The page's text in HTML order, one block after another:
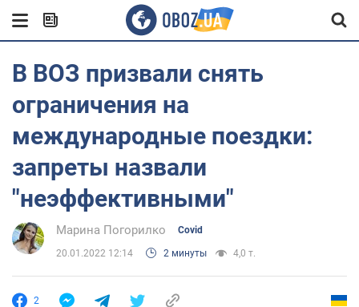
В ВОЗ призвали снять
ограничения на
международные поездки:
запреты назвали
"неэффективными"
Марина Погорилко Covid
20.01.2022 12:14 2 минуты 4,0 т.
2